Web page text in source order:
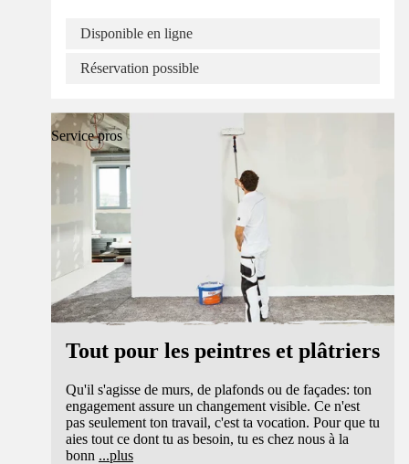
Disponible en ligne
Réservation possible
Service pros
Tout pour les peintres et plâtriers
Qu'il s'agisse de murs, de plafonds ou de façades: ton
engagement assure un changement visible. Ce n'est
pas seulement ton travail, c'est ta vocation. Pour que tu
aies tout ce dont tu as besoin, tu es chez nous à la
bonn ...plus